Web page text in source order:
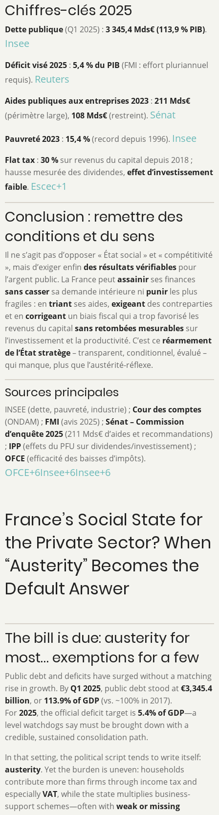
Chiffres-clés 2025
Dette publique(Q1 2025) : 3 345,4 Mds€ (113,9 % PIB).
Insee
Déficit visé 2025 : 5,4 % du PIB (FMI : effort pluriannuel
requis). Reuters
Aides publiques aux entreprises 2023 : 211 Mds€
(périmètre large), 108 Mds€(restreint). Sénat
Pauvreté 2023 : 15,4 %(record depuis 1996). Insee
Flat tax : 30 % sur revenus du capital depuis 2018 ;
hausse mesurée des dividendes, effet d’investissement
faible. Escec+1
Conclusion : remettre des
conditions et du sens
Il ne s’agit pas d’opposer « État social » et « compétitivité
», mais d’exiger enfin des résultats vérifiables pour
l’argent public. La France peutassainir ses finances
sans casser sa demande intérieure ni punir les plus
fragiles : en triant ses aides, exigeant des contreparties
et en corrigeant un biais fiscal qui a trop favorisé les
revenus du capital sans retombées mesurables sur
l’investissement et la productivité. C’est ce réarmement
de l’État stratège– transparent, conditionnel, évalué –
qui manque, plus que l’austérité-réflexe.
Sources principales
INSEE (dette, pauvreté, industrie) ; Cour des comptes
(ONDAM) ; FMI (avis 2025) ; Sénat – Commission
d’enquête 2025(211 Mds€ d’aides et recommandations)
; IPP(effets du PFU sur dividendes/investissement) ;
OFCE (efficacité des baisses d’impôts).
OFCE+6Insee+6Insee+6
France’s Social State for
the Private Sector? When
“Austerity” Becomes the
Default Answer
The bill is due: austerity for
most… exemptions for a few
Public debt and deficits have surged without a matching
rise in growth. By Q1 2025, public debt stood at€3,345.4
billion, or 113.9% of GDP(vs. ~100% in 2017).
For2025, the official deficit target is 5.4% of GDP—a
level watchdogs say must be brought down with a
credible, sustained consolidation path.
In that setting, the political script tends to write itself:
austerity. Yet the burden is uneven: households
contribute more than firms through income tax and
especiallyVAT, while the state multiplies business-
support schemes—often with weak or missing